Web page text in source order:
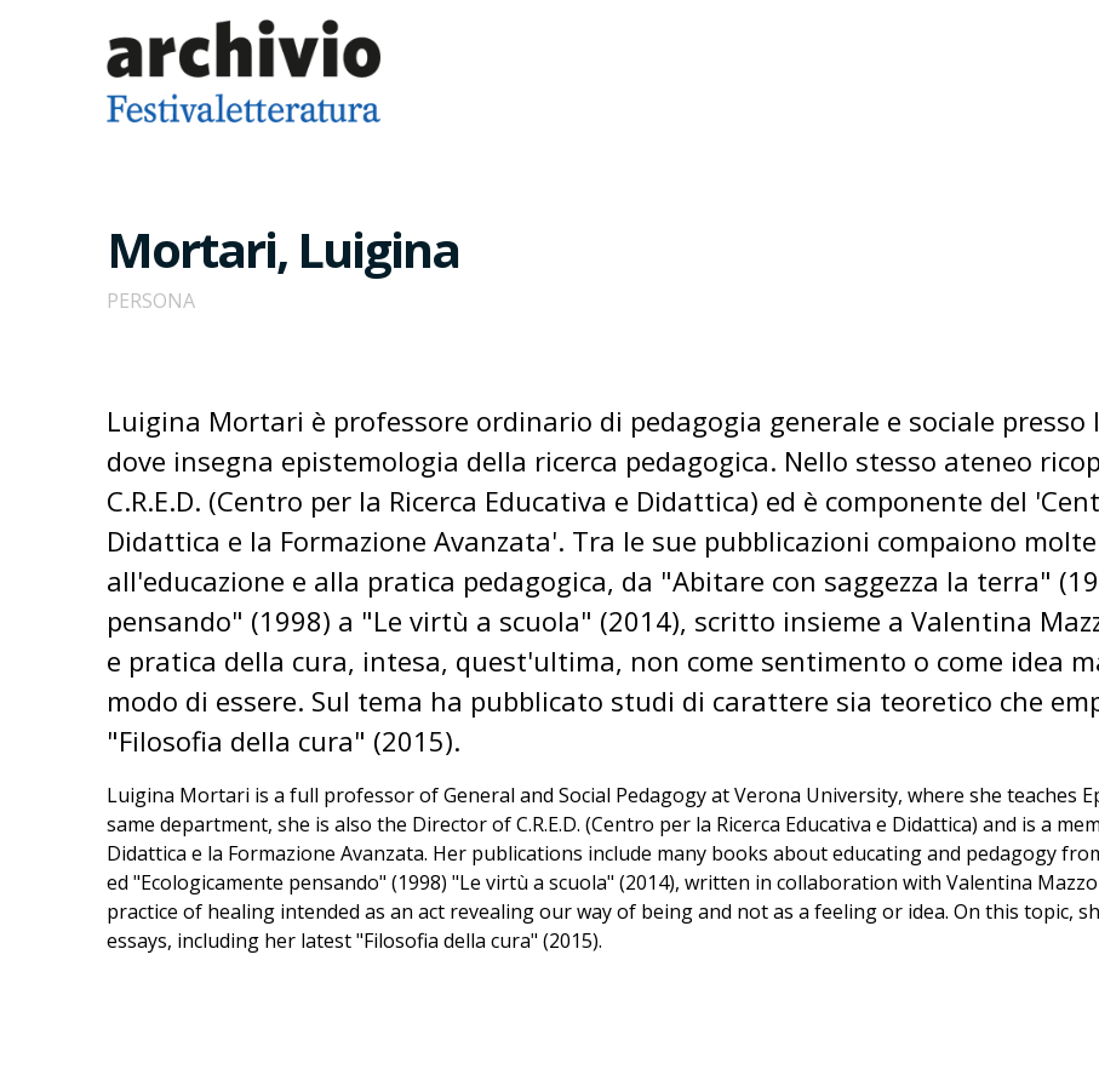
Mortari, Luigina
PERSONA
Luigina Mortari è professore ordinario di pedagogia generale e sociale
dove insegna epistemologia della ricerca pedagogica. Nello stesso ateneo
C.R.E.D. (Centro per la Ricerca Educativa e Didattica) ed è componente del
Didattica e la Formazione Avanzata'. Tra le sue pubblicazioni compaiono
all'educazione e alla pratica pedagogica, da "Abitare con saggezza la terra"
pensando" (1998) a "Le virtù a scuola" (2014), scritto insieme a Valentina
e pratica della cura, intesa, quest'ultima, non come sentimento o come idea
modo di essere. Sul tema ha pubblicato studi di carattere sia teoretico che
"Filosofia della cura" (2015).
Luigina Mortari is a full professor of General and Social Pedagogy at Verona University, where she teaches
same department, she is also the Director of C.R.E.D. (Centro per la Ricerca Educativa e Didattica) and is a
Didattica e la Formazione Avanzata. Her publications include many books about educating and pedagogy
ed "Ecologicamente pensando" (1998) "Le virtù a scuola" (2014), written in collaboration with Valentina
practice of healing intended as an act revealing our way of being and not as a feeling or idea. On this topic,
essays, including her latest "Filosofia della cura" (2015).